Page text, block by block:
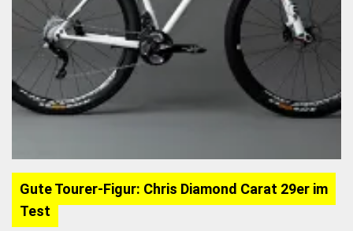
Gute Tourer-Figur: Chris Diamond Carat 29er im
Test